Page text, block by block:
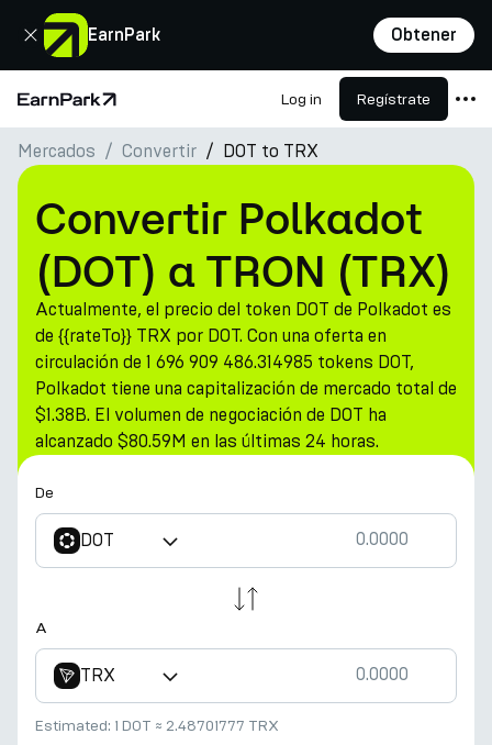
EarnPark Obtener
Cerrar
Página de inicio Log in Regístrate
Productos
Mercados
Calculadoras
PARK Token
Recursos
Compañía
Mercados Convertir DOT to TRX
Convertir Polkadot
(DOT) a TRON (TRX)
Actualmente, el precio del token DOT de Polkadot es
de {{rateTo}} TRX por DOT. Con una oferta en
circulación de 1 696 909 486.314985 tokens DOT,
Polkadot tiene una capitalización de mercado total de
$1.38B. El volumen de negociación de DOT ha
alcanzado $80.59M en las últimas 24 horas.
De
DOT
A
TRX
Estimated: 1 DOT ≈ 2.48701777 TRX